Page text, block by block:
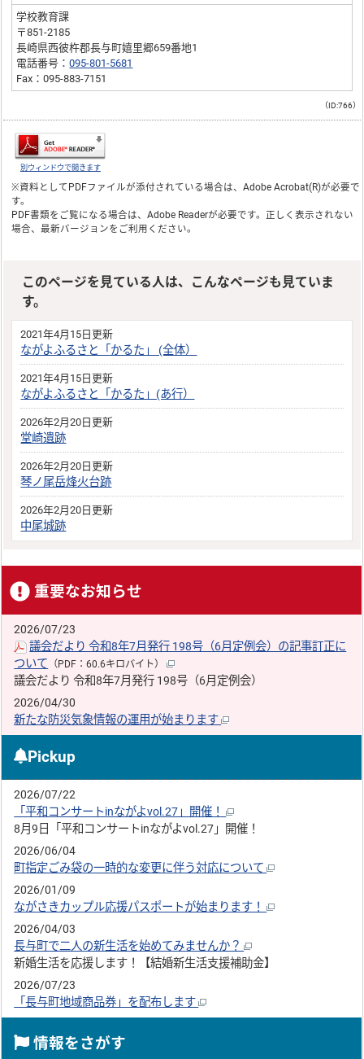
学校教育課
〒851-2185
長崎県西彼杵郡長与町嬉里郷659番地1
電話番号：095-801-5681
Fax：095-883-7151
（ID:766）
別ウィンドウで開きます
※資料としてPDFファイルが添付されている場合は、Adobe Acrobat(R)が必要で
す。
PDF書類をご覧になる場合は、Adobe Readerが必要です。正しく表示されない
場合、最新バージョンをご利用ください。
このページを見ている人は、こんなページも見ていま
す。
2021年4月15日更新
ながよふるさと「かるた」 (全体）
2021年4月15日更新
ながよふるさと「かるた」(あ行）
2026年2月20日更新
堂崎遺跡
2026年2月20日更新
琴ノ尾岳烽火台跡
2026年2月20日更新
中尾城跡
重要なお知らせ
2026/07/23
議会だより 令和8年7月発行 198号（6月定例会）の記事訂正に
ついて （PDF：60.6キロバイト）
議会だより 令和8年7月発行 198号（6月定例会）
2026/04/30
新たな防災気象情報の運用が始まります
Pickup
2026/07/22
「平和コンサートinながよvol.27」開催！
8月9日「平和コンサートinながよvol.27」開催！
2026/06/04
町指定ごみ袋の一時的な変更に伴う対応について
2026/01/09
ながさきカップル応援パスポートが始まります！
2026/04/03
長与町で二人の新生活を始めてみませんか？
新婚生活を応援します！【結婚新生活支援補助金】
2026/07/23
「長与町地域商品券」を配布します
情報をさがす